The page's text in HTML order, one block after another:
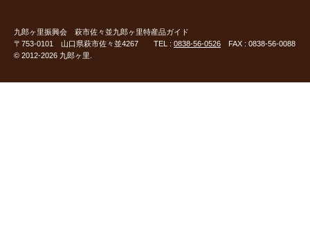
九郎ヶ里振興会 萩市佐々並九郎ヶ里特産品ガイド
〒753-0101 山口県萩市佐々並4267 TEL : 0838-56-0526 FAX : 0838-56-0088
© 2012-2026 九郎ヶ里.